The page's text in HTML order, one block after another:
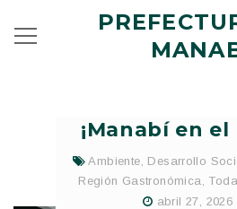
¡Manabí en
Ambiente, Desarrollo
Región Gastronómica,
abril 27, 2026